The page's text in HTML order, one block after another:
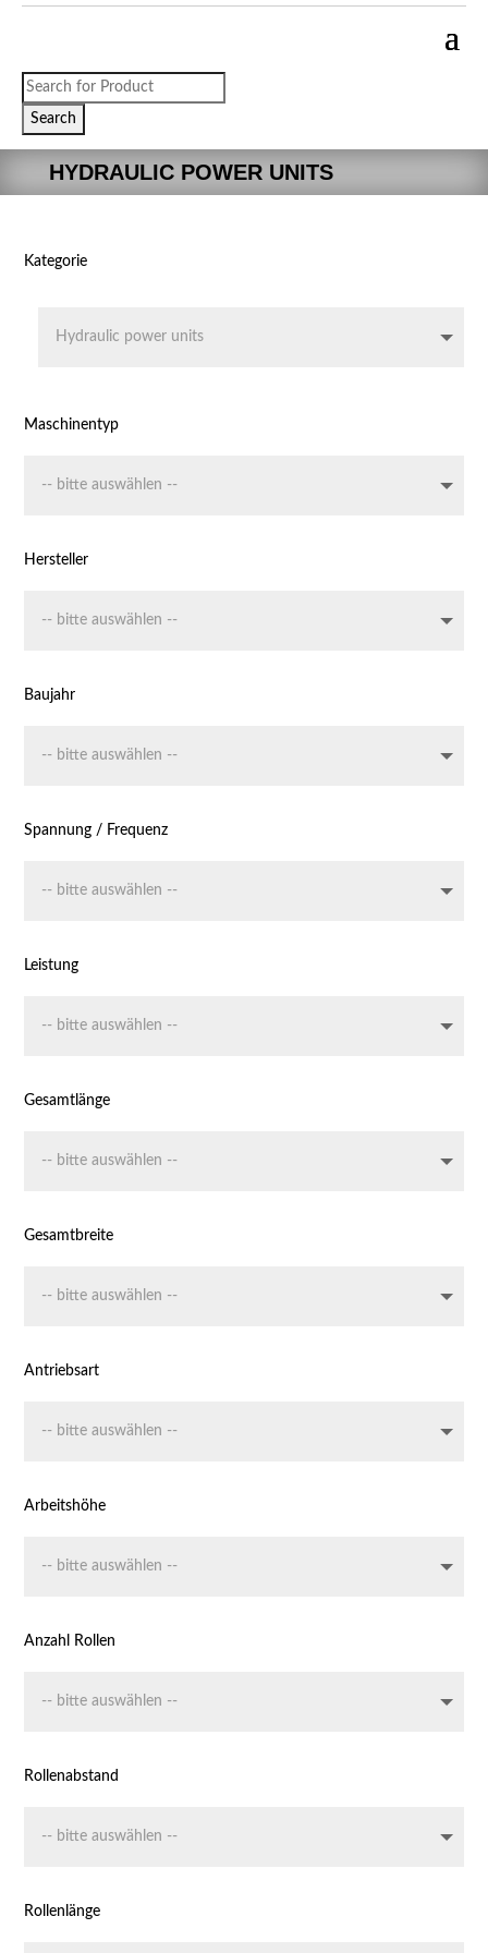
Products
search
Search
HYDRAULIC POWER UNITS
Kategorie
Maschinentyp
Hersteller
Baujahr
Spannung / Frequenz
Leistung
Gesamtlänge
Gesamtbreite
Antriebsart
Arbeitshöhe
Anzahl Rollen
Rollenabstand
Rollenlänge